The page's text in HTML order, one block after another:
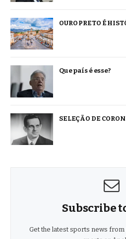
OURO PRETO É
Que país é esse?
SELEÇÃO DE
Subscribe
Get the latest sports news